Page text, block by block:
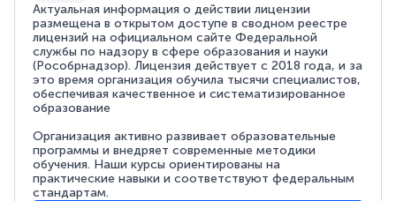
Актуальная информация о действии лицензии
размещена в открытом доступе в сводном реестре
лицензий на официальном сайте Федеральной
службы по надзору в сфере образования и науки
(Рособрнадзор). Лицензия действует с 2018 года, и за
это время организация обучила тысячи специалистов,
обеспечивая качественное и систематизированное
образование
Организация активно развивает образовательные
программы и внедряет современные методики
обучения. Наши курсы ориентированы на
практические навыки и соответствуют федеральным
стандартам.